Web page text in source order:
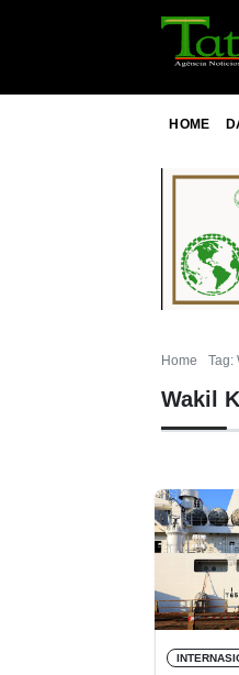
HOME
Home Tag:
Wakil